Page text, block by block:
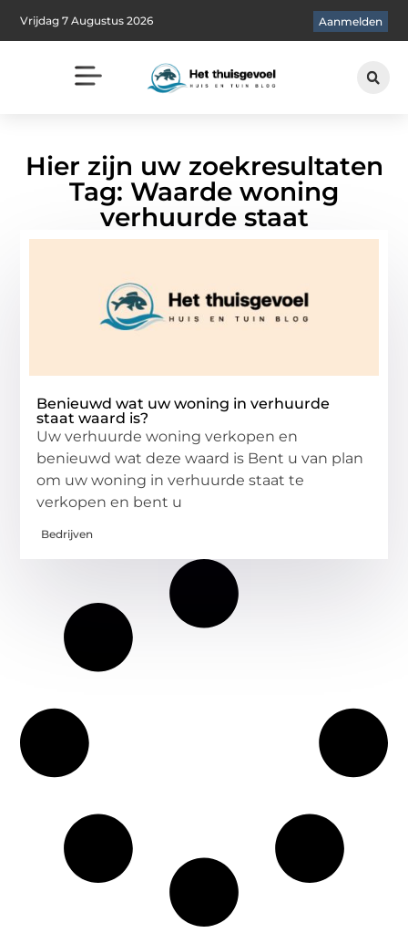
Vrijdag 7 Augustus 2026 Aanmelden
Hier zijn uw zoekresultaten
Tag: Waarde woning
verhuurde staat
Benieuwd wat uw woning in verhuurde
staat waard is?
Uw verhuurde woning verkopen en
benieuwd wat deze waard is Bent u van plan
om uw woning in verhuurde staat te
verkopen en bent u
Bedrijven